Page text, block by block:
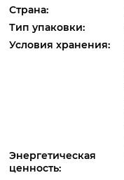
Страна:
Тип упаковки:
Условия хранения:
Энергетическая
ценность: